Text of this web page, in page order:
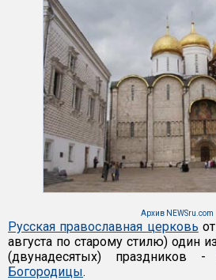
Архив NEWSru.com
Русская православная церковь
августа по старому стилю) один
(двунадесятых) праздников -
Богородицы.